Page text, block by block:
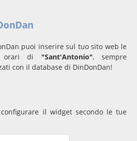
puoi inserire sul tuo sito web le
orari di "Sant'Antonio", sempre
con il database di DinDonDan!
il widget secondo le tue